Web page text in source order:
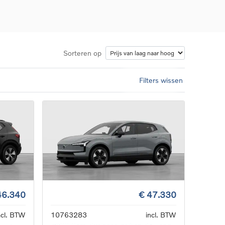
Sorteren op
Filters wissen
BTW
€ 47.330
10763283
incl. BTW